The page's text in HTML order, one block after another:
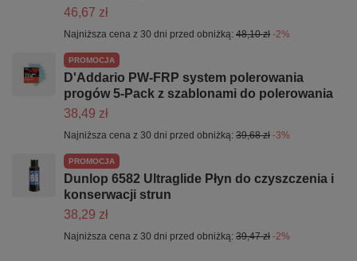
46,67 zł
Najniższa cena z 30 dni przed obniżką: 48,10 zł -2%
PROMOCJA
D'Addario PW-FRP system polerowania
progów 5-Pack z szablonami do polerowania
38,49 zł
Najniższa cena z 30 dni przed obniżką: 39,68 zł -3%
PROMOCJA
Dunlop 6582 Ultraglide Płyn do czyszczenia i
konserwacji strun
38,29 zł
Najniższa cena z 30 dni przed obniżką: 39,47 zł -2%